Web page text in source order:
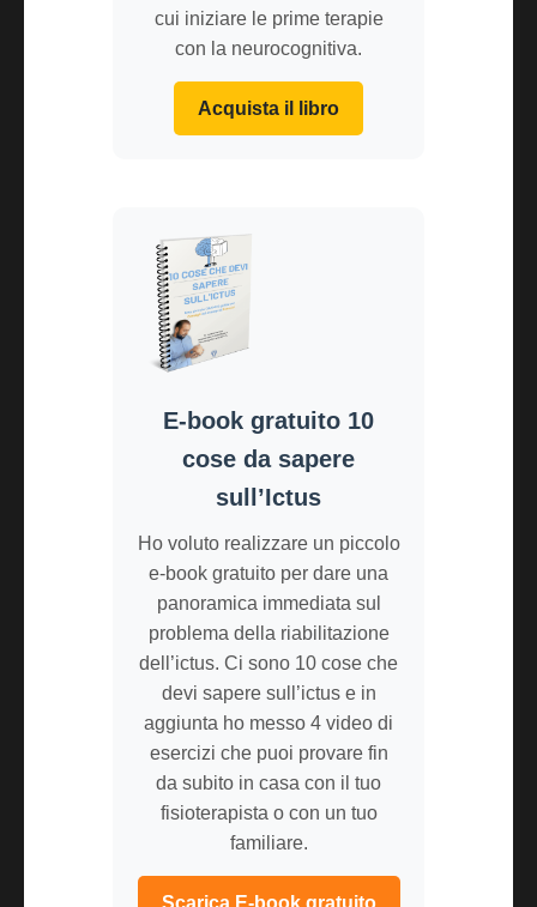
cui iniziare le prime terapie
con la neurocognitiva.
Acquista il libro
E-book gratuito 10
cose da sapere
sull’Ictus
Ho voluto realizzare un piccolo
e-book gratuito per dare una
panoramica immediata sul
problema della riabilitazione
dell’ictus. Ci sono 10 cose che
devi sapere sull’ictus e in
aggiunta ho messo 4 video di
esercizi che puoi provare fin
da subito in casa con il tuo
fisioterapista o con un tuo
familiare.
Scarica E-book gratuito